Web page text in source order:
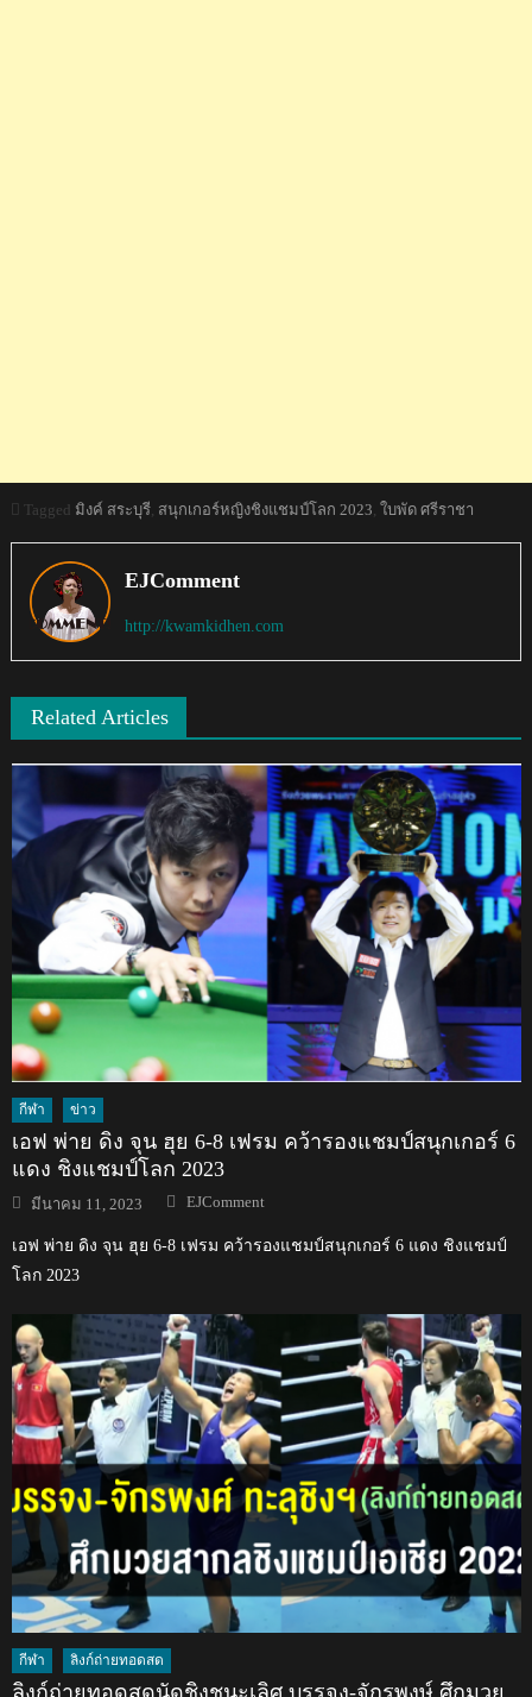
Tagged มิงค์ สระบุรี, สนุกเกอร์หญิงชิงแชมป์โลก 2023, ใบพัด ศรีราชา
EJComment
http://kwamkidhen.com
Related Articles
กีฬา ข่าว
เอฟ พ่าย ดิง จุน ฮุย 6-8 เฟรม คว้ารองแชมป์สนุกเกอร์ 6
แดง ชิงแชมป์โลก 2023
Posted
on
มีนาคม 11, 2023 Author
EJComment
เอฟ พ่าย ดิง จุน ฮุย 6-8 เฟรม คว้ารองแชมป์สนุกเกอร์ 6 แดง ชิงแชมป์
โลก 2023
กีฬา ลิงก์ถ่ายทอดสด
ลิงก์ถ่ายทอดสดนัดชิงชนะเลิศ บรรจง-จักรพงษ์ ศึกมวย